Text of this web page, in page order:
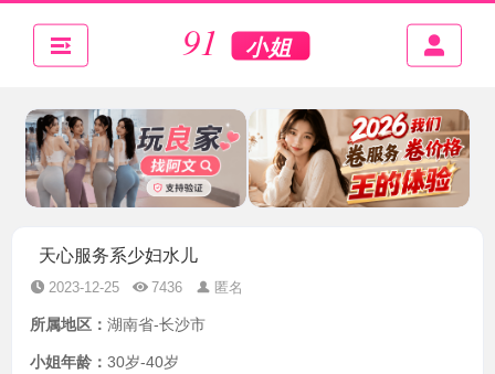
天心服务系少妇水儿
2023-12-25 7436 匿名
所属地区： 湖南省-长沙市
小姐年龄： 30岁-40岁